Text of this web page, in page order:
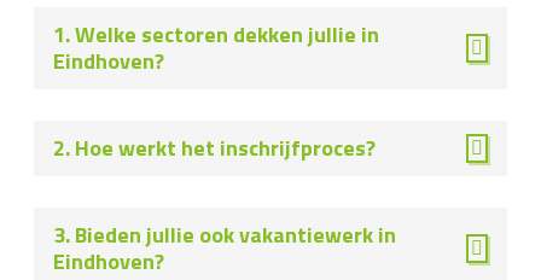
1. Welke sectoren dekken jullie in
Eindhoven?
2. Hoe werkt het inschrijfproces?
3. Bieden jullie ook vakantiewerk in
Eindhoven?